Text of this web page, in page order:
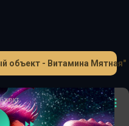
объект - Витамина Мятная"